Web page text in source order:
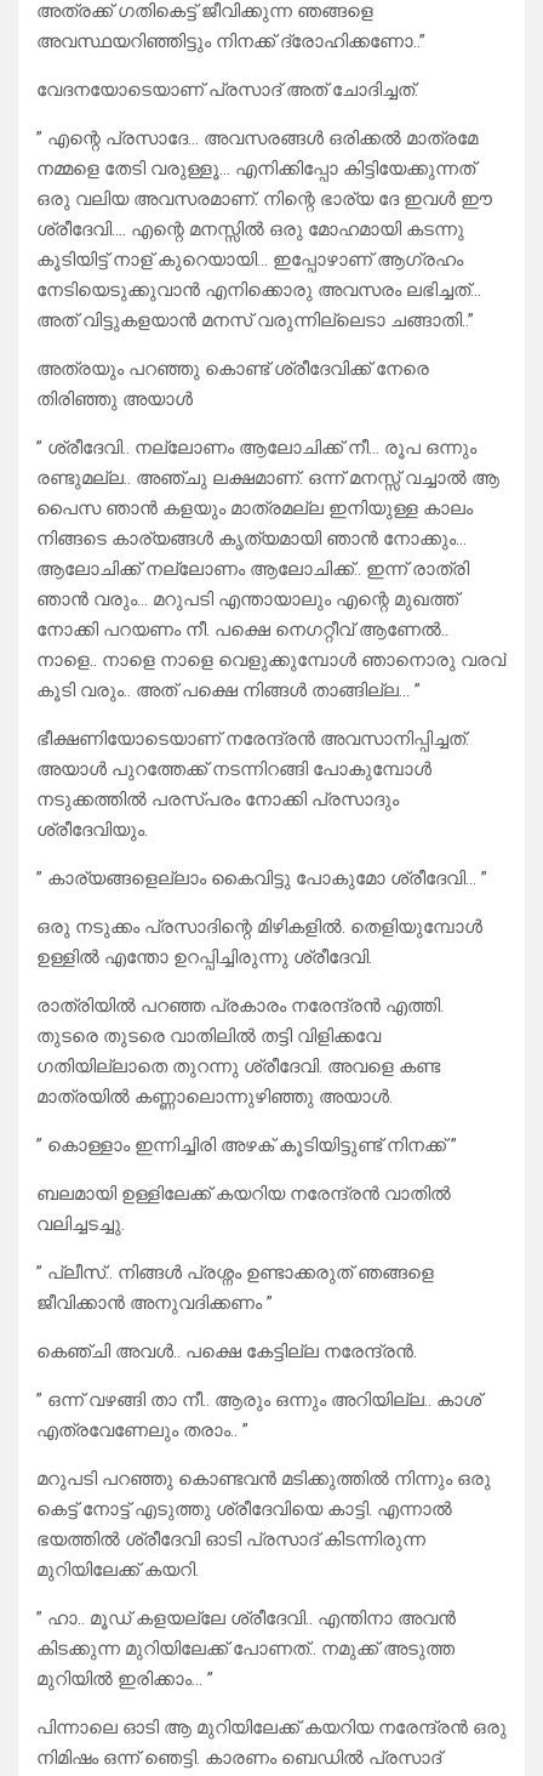
അത്രക്ക് ഗതികെട്ട് ജീവിക്കുന്ന ഞങ്ങളെ
അവസ്ഥയറിഞ്ഞിട്ടും നിനക്ക് ദ്രോഹിക്കണോ..”
വേദനയോടെയാണ് പ്രസാദ് അത് ചോദിച്ചത്.
” എന്റെ പ്രസാദേ… അവസരങ്ങൾ ഒരിക്കൽ മാത്രമേ
നമ്മളെ തേടി വരുള്ളൂ… എനിക്കിപ്പോ കിട്ടിയേക്കുന്നത്
ഒരു വലിയ അവസരമാണ്. നിന്റെ ഭാര്യ ദേ ഇവൾ ഈ
ശ്രീദേവി…. എന്റെ മനസ്സിൽ ഒരു മോഹമായി കടന്നു
കൂടിയിട്ട് നാള് കുറെയായി… ഇപ്പോഴാണ് ആഗ്രഹം
നേടിയെടുക്കുവാൻ എനിക്കൊരു അവസരം ലഭിച്ചത്…
അത് വിട്ടുകളയാൻ മനസ് വരുന്നില്ലെടാ ചങ്ങാതി..”
അത്രയും പറഞ്ഞു കൊണ്ട് ശ്രീദേവിക്ക് നേരെ
തിരിഞ്ഞു അയാൾ
” ശ്രീദേവി.. നല്ലോണം ആലോചിക്ക് നീ… രൂപ ഒന്നും
രണ്ടുമല്ല.. അഞ്ചു ലക്ഷമാണ്. ഒന്ന് മനസ്സ് വച്ചാൽ ആ
പൈസ ഞാൻ കളയും മാത്രമല്ല ഇനിയുള്ള കാലം
നിങ്ങടെ കാര്യങ്ങൾ കൃത്യമായി ഞാൻ നോക്കും…
ആലോചിക്ക് നല്ലോണം ആലോചിക്ക്.. ഇന്ന് രാത്രി
ഞാൻ വരും… മറുപടി എന്തായാലും എന്റെ മുഖത്ത്
നോക്കി പറയണം നീ. പക്ഷെ നെഗറ്റീവ് ആണേൽ..
നാളെ.. നാളെ നാളെ വെളുക്കുമ്പോൾ ഞാനൊരു വരവ്
കൂടി വരും.. അത് പക്ഷെ നിങ്ങൾ താങ്ങില്ല… ”
ഭീക്ഷണിയോടെയാണ് നരേന്ദ്രൻ അവസാനിപ്പിച്ചത്.
അയാൾ പുറത്തേക്ക് നടന്നിറങ്ങി പോകുമ്പോൾ
നടുക്കത്തിൽ പരസ്പരം നോക്കി പ്രസാദും
ശ്രീദേവിയും.
” കാര്യങ്ങളെല്ലാം കൈവിട്ടു പോകുമോ ശ്രീദേവി… ”
ഒരു നടുക്കം പ്രസാദിന്റെ മിഴികളിൽ. തെളിയുമ്പോൾ
ഉള്ളിൽ എന്തോ ഉറപ്പിച്ചിരുന്നു ശ്രീദേവി.
രാത്രിയിൽ പറഞ്ഞ പ്രകാരം നരേന്ദ്രൻ എത്തി.
തുടരെ തുടരെ വാതിലിൽ തട്ടി വിളിക്കവേ
ഗതിയില്ലാതെ തുറന്നു ശ്രീദേവി. അവളെ കണ്ട
മാത്രയിൽ കണ്ണാലൊന്നുഴിഞ്ഞു അയാൾ.
” കൊള്ളാം ഇന്നിച്ചിരി അഴക് കൂടിയിട്ടുണ്ട് നിനക്ക് ”
ബലമായി ഉള്ളിലേക്ക് കയറിയ നരേന്ദ്രൻ വാതിൽ
വലിച്ചടച്ചു.
” പ്ലീസ്.. നിങ്ങൾ പ്രശ്നം ഉണ്ടാക്കരുത് ഞങ്ങളെ
ജീവിക്കാൻ അനുവദിക്കണം ”
കെഞ്ചി അവൾ.. പക്ഷെ കേട്ടില്ല നരേന്ദ്രൻ.
” ഒന്ന് വഴങ്ങി താ നീ.. ആരും ഒന്നും അറിയില്ല.. കാശ്
എത്രവേണേലും തരാം.. ”
മറുപടി പറഞ്ഞു കൊണ്ടവൻ മടിക്കുത്തിൽ നിന്നും ഒരു
കെട്ട് നോട്ട് എടുത്തു ശ്രീദേവിയെ കാട്ടി. എന്നാൽ
ഭയത്തിൽ ശ്രീദേവി ഓടി പ്രസാദ് കിടന്നിരുന്ന
മുറിയിലേക്ക് കയറി.
” ഹാ.. മൂഡ് കളയല്ലേ ശ്രീദേവി.. എന്തിനാ അവൻ
കിടക്കുന്ന മുറിയിലേക്ക് പോണത്.. നമുക്ക് അടുത്ത
മുറിയിൽ ഇരിക്കാം… ”
പിന്നാലെ ഓടി ആ മുറിയിലേക്ക് കയറിയ നരേന്ദ്രൻ ഒരു
നിമിഷം ഒന്ന് ഞെട്ടി. കാരണം ബെഡിൽ പ്രസാദ്